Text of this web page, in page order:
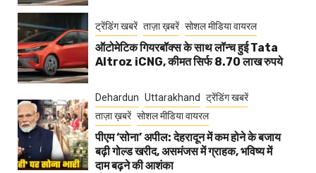
ट्रेंडिंग खबरें ताज़ा ख़बरें सोशल मीडिया वायरल
ऑटोमेटिक गियरबॉक्स के साथ लॉन्च हुई Tata
Altroz iCNG, कीमत सिर्फ 8.70 लाख रुपये
Dehardun Uttarakhand
ट्रेंडिंग खबरें
ताज़ा ख़बरें सोशल मीडिया वायरल
पीएम ‘सोना’ अपील: देहरादून में कम होने के बजाय
बढ़ी गोल्ड खरीद, असमंजस में ग्राहक, भविष्य में
दाम बढ़ने की आशंका